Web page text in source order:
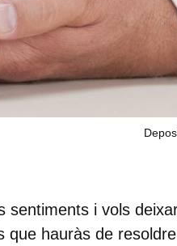
sentiments i vols
que hauràs de